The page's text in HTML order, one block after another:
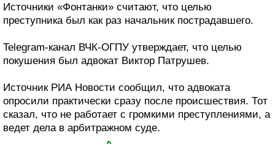
Источники «Фонтанки» считают, что целью
преступника был как раз начальник пострадавшего.
Telegram-канал ВЧК-ОГПУ утверждает, что целью
покушения был адвокат Виктор Патрушев.
Источник РИА Новости сообщил, что адвоката
опросили практически сразу после происшествия. Тот
сказал, что не работает с громкими преступлениями, а
ведет дела в арбитражном суде.